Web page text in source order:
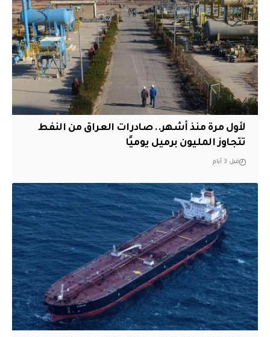
لأول مرة منذ أشهر.. صادرات العراق من النفط
تتجاوز المليون برميل يوميًا
قبل 3 أيام